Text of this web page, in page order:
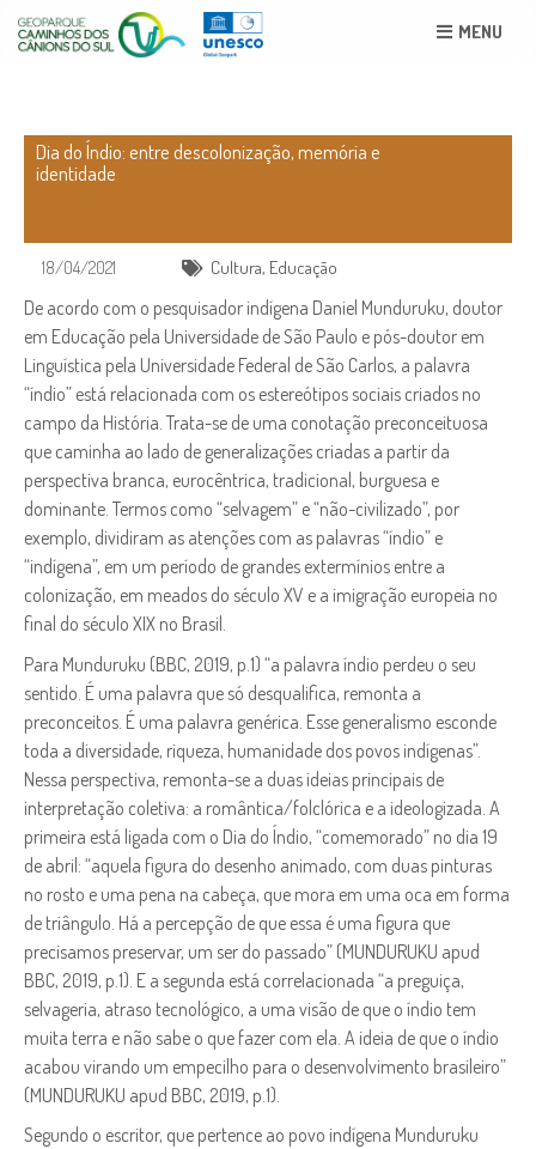
MENU
Dia do Índio: entre descolonização, memória e
identidade
18/04/2021 Cultura, Educação
De acordo com o pesquisador indígena Daniel Munduruku, doutor
em Educação pela Universidade de São Paulo e pós-doutor em
Linguística pela Universidade Federal de São Carlos, a palavra
“índio” está relacionada com os estereótipos sociais criados no
campo da História. Trata-se de uma conotação preconceituosa
que caminha ao lado de generalizações criadas a partir da
perspectiva branca, eurocêntrica, tradicional, burguesa e
dominante. Termos como “selvagem” e “não-civilizado”, por
exemplo, dividiram as atenções com as palavras “índio” e
“indígena”, em um período de grandes extermínios entre a
colonização, em meados do século XV e a imigração europeia no
final do século XIX no Brasil.
Para Munduruku (BBC, 2019, p.1) “a palavra índio perdeu o seu
sentido. É uma palavra que só desqualifica, remonta a
preconceitos. É uma palavra genérica. Esse generalismo esconde
toda a diversidade, riqueza, humanidade dos povos indígenas”.
Nessa perspectiva, remonta-se a duas ideias principais de
interpretação coletiva: a romântica/folclórica e a ideologizada. A
primeira está ligada com o Dia do Índio, “comemorado” no dia 19
de abril: “aquela figura do desenho animado, com duas pinturas
no rosto e uma pena na cabeça, que mora em uma oca em forma
de triângulo. Há a percepção de que essa é uma figura que
precisamos preservar, um ser do passado” (MUNDURUKU apud
BBC, 2019, p.1). E a segunda está correlacionada “a preguiça,
selvageria, atraso tecnológico, a uma visão de que o índio tem
muita terra e não sabe o que fazer com ela. A ideia de que o índio
acabou virando um empecilho para o desenvolvimento brasileiro”
(MUNDURUKU apud BBC, 2019, p.1).
Segundo o escritor, que pertence ao povo indígena Munduruku